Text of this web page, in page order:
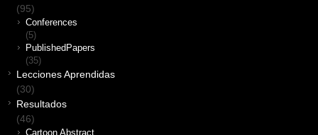
(95)
Conferences
(5)
PublishedPapers
(35)
Lecciones Aprendidas
(30)
Resultados
(46)
Cartoon Abstract